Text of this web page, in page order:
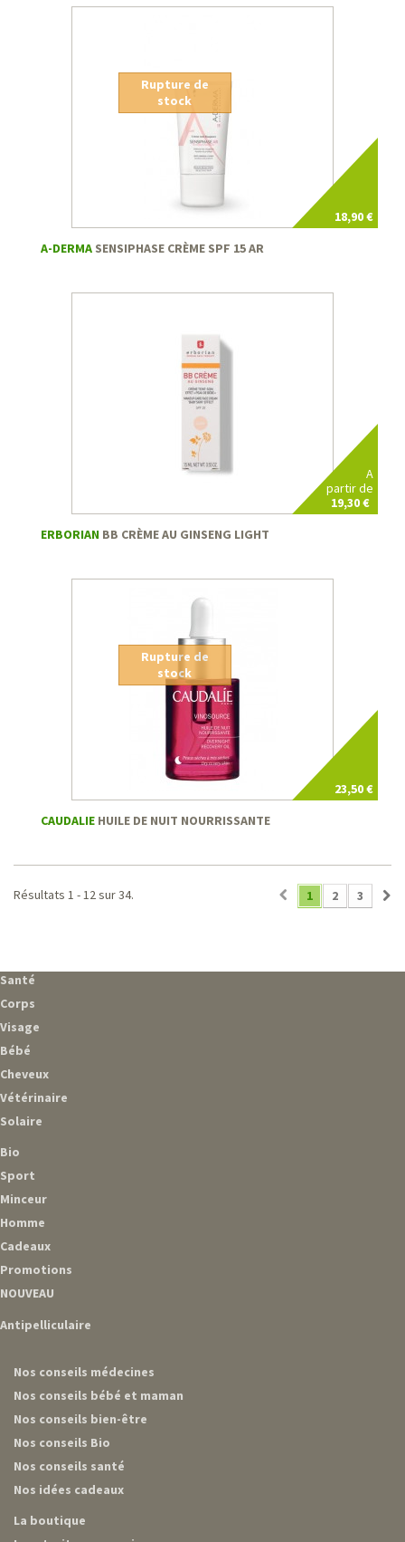
18,90 €
Rupture de
stock
A-DERMA SENSIPHASE CRÈME SPF 15 AR
A
partir de
19,30 €
ERBORIAN BB CRÈME AU GINSENG LIGHT
23,50 €
Rupture de
stock
CAUDALIE HUILE DE NUIT NOURRISSANTE
1 2 3
Résultats 1 - 12 sur 34.
Santé
Corps
Visage
Bébé
Cheveux
Vétérinaire
Solaire
Bio
Sport
Minceur
Homme
Cadeaux
Promotions
NOUVEAU
Antipelliculaire
Nos conseils médecines
Nos conseils bébé et maman
Nos conseils bien-être
Nos conseils Bio
Nos conseils santé
Nos idées cadeaux
La boutique